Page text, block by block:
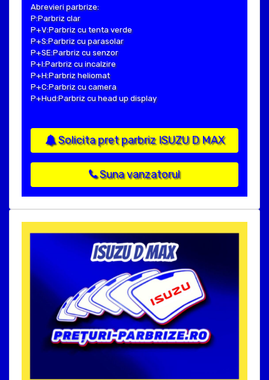
Abrevieri parbrize:
P:Parbriz clar
P+V:Parbriz cu tenta verde
P+S:Parbriz cu parasolar
P+SE:Parbriz cu senzor
P+I:Parbriz cu incalzire
P+H:Parbriz heliomat
P+C:Parbriz cu camera
P+Hud:Parbriz cu head up display
Solicita pret parbriz ISUZU D MAX
Suna vanzatorul